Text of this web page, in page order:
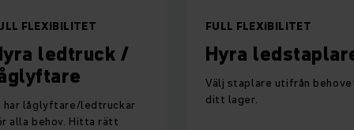
FLEXIBILITET
ledtruck /
har låglyftare/ledtruckar
alla behov. Hitta rätt
FULL FLEXIBILITET
Hyra
Välj staplare utifrån
ditt lager.